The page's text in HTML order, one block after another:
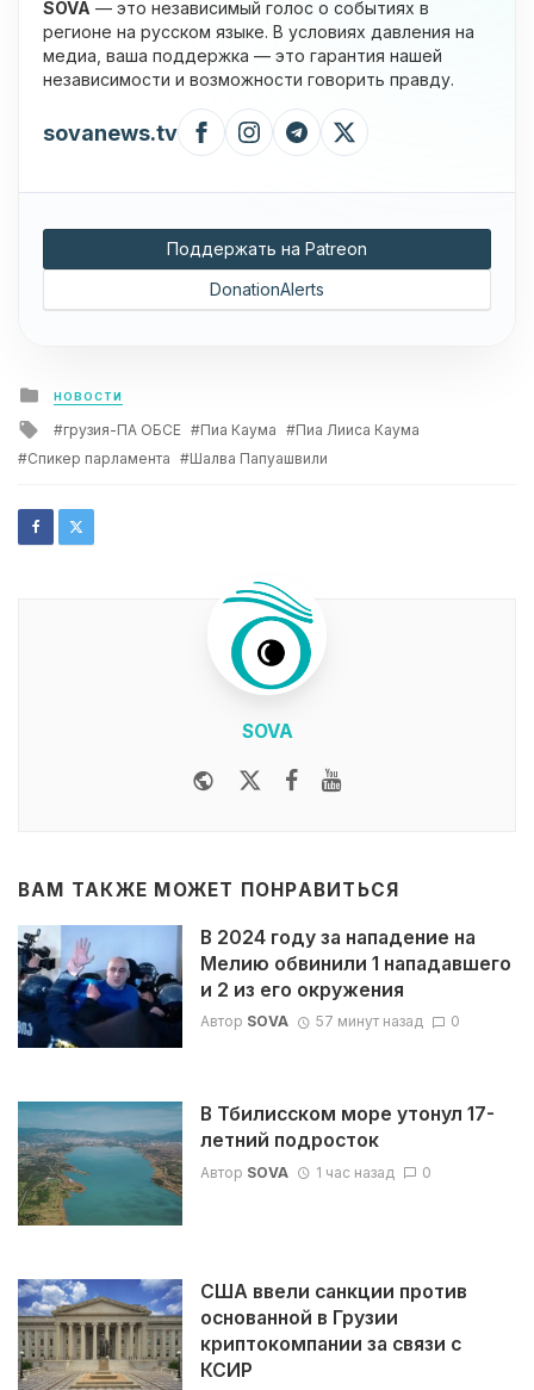
SOVA — это независимый голос о событиях в
регионе на русском языке. В условиях давления на
медиа, ваша поддержка — это гарантия нашей
независимости и возможности говорить правду.
sovanews.tv
Поддержать на Patreon
DonationAlerts
Posted
in
НОВОСТИ
Tagged
грузия-ПА ОБСЕ Пиа Каума
Пиа Лииса Каума
Спикер парламента
Шалва Папуашвили
SOVA
WebsiteTwitterFacebook
ВАМ ТАКЖЕ МОЖЕТ ПОНРАВИТЬСЯ
В 2024 году за нападение на
Мелию обвинили 1 нападавшего
и 2 из его окружения
Автор SOVA 57 минут назад 0
В Тбилисском море утонул 17-
летний подросток
Автор SOVA 1 час назад 0
США ввели санкции против
основанной в Грузии
криптокомпании за связи с
КСИР